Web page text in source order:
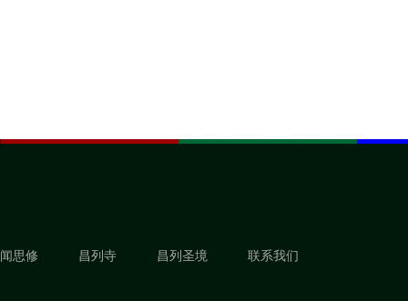
闻思修 昌列寺 昌列圣境 联系我们